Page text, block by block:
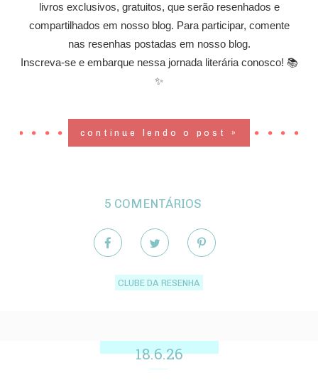
livros exclusivos, gratuitos, que serão resenhados e
compartilhados em nosso blog. Para participar, comente
nas resenhas postadas em nosso blog.
Inscreva-se e embarque nessa jornada literária conosco! 📚
✨
continue lendo o post »
5 COMENTÁRIOS
CLUBE DA RESENHA
18.6.26